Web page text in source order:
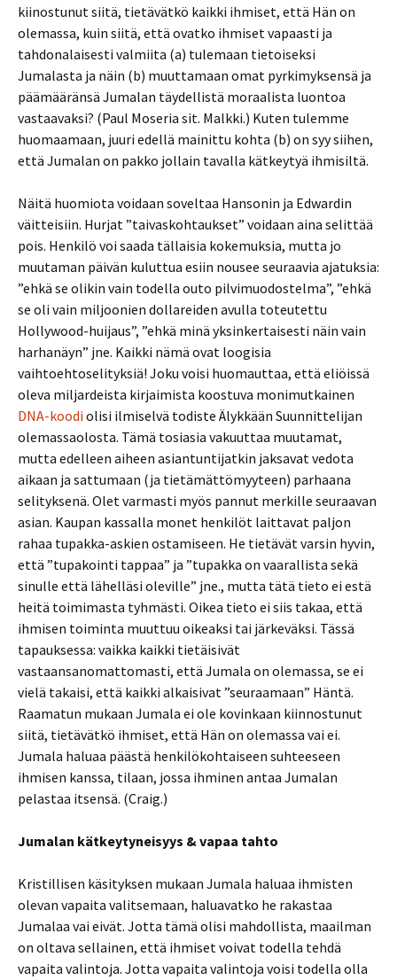
kiinostunut siitä, tietävätkö kaikki ihmiset, että Hän on
olemassa, kuin siitä, että ovatko ihmiset vapaasti ja
tahdonalaisesti valmiita (a) tulemaan tietoiseksi
Jumalasta ja näin (b) muuttamaan omat pyrkimyksensä ja
päämääränsä Jumalan täydellistä moraalista luontoa
vastaavaksi? (Paul Moseria sit. Malkki.) Kuten tulemme
huomaamaan, juuri edellä mainittu kohta (b) on syy siihen,
että Jumalan on pakko jollain tavalla kätkeytyä ihmisiltä.
Näitä huomiota voidaan soveltaa Hansonin ja Edwardin
väitteisiin. Hurjat ”taivaskohtaukset” voidaan aina selittää
pois. Henkilö voi saada tällaisia kokemuksia, mutta jo
muutaman päivän kuluttua esiin nousee seuraavia ajatuksia:
”ehkä se olikin vain todella outo pilvimuodostelma”, ”ehkä
se oli vain miljoonien dollareiden avulla toteutettu
Hollywood-huijaus”, ”ehkä minä yksinkertaisesti näin vain
harhanäyn” jne. Kaikki nämä ovat loogisia
vaihtoehtoselityksiä! Joku voisi huomauttaa, että eliöissä
oleva miljardeista kirjaimista koostuva monimutkainen
DNA-koodiolisi ilmiselvä todiste Älykkään Suunnittelijan
olemassaolosta. Tämä tosiasia vakuuttaa muutamat,
mutta edelleen aiheen asiantuntijatkin jaksavat vedota
aikaan ja sattumaan (ja tietämättömyyteen) parhaana
selityksenä. Olet varmasti myös pannut merkille seuraavan
asian. Kaupan kassalla monet henkilöt laittavat paljon
rahaa tupakka-askien ostamiseen. He tietävät varsin hyvin,
että ”tupakointi tappaa” ja ”tupakka on vaarallista sekä
sinulle että lähelläsi oleville” jne., mutta tätä tieto ei estä
heitä toimimasta tyhmästi. Oikea tieto ei siis takaa, että
ihmisen toiminta muuttuu oikeaksi tai järkeväksi. Tässä
tapauksessa: vaikka kaikki tietäisivät
vastaansanomattomasti, että Jumala on olemassa, se ei
vielä takaisi, että kaikki alkaisivat ”seuraamaan” Häntä.
Raamatun mukaan Jumala ei ole kovinkaan kiinnostunut
siitä, tietävätkö ihmiset, että Hän on olemassa vai ei.
Jumala haluaa päästä henkilökohtaiseen suhteeseen
ihmisen kanssa, tilaan, jossa ihminen antaa Jumalan
pelastaa itsensä. (Craig.)
Jumalan kätkeytyneisyys & vapaa tahto
Kristillisen käsityksen mukaan Jumala haluaa ihmisten
olevan vapaita valitsemaan, haluavatko he rakastaa
Jumalaa vai eivät. Jotta tämä olisi mahdollista, maailman
on oltava sellainen, että ihmiset voivat todella tehdä
vapaita valintoja. Jotta vapaita valintoja voisi todella olla